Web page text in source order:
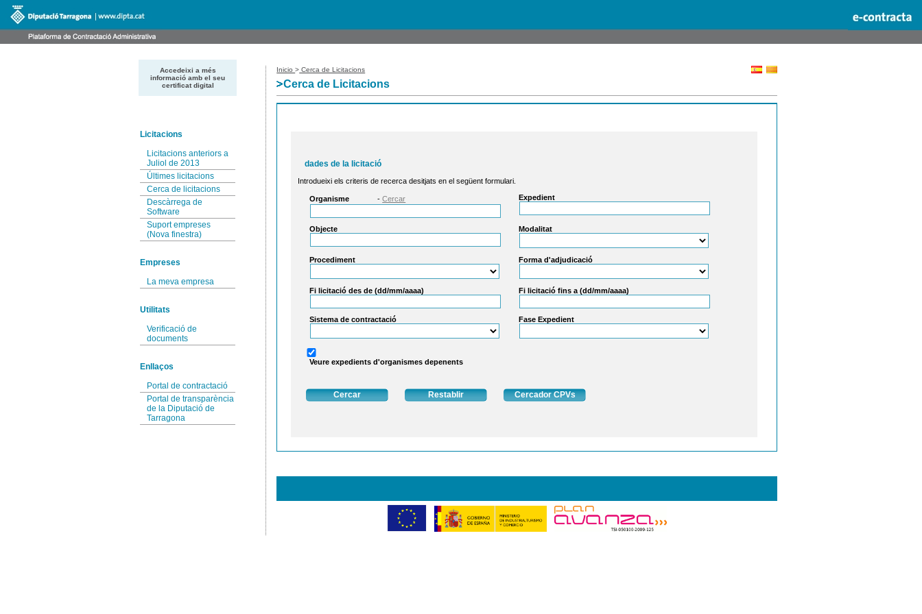
Accedeixi a més
informació amb el seu
certificat digital
Licitacions
Licitacions anteriors a
Juliol de 2013
Últimes licitacions
Cerca de licitacions
Descàrrega de
Software
Suport empreses
(Nova finestra)
Empreses
La meva empresa
Utilitats
Verificació de
documents
Enllaços
Portal de contractació
Portal de transparència
de la Diputació de
Tarragona
Inicio> Cerca de Licitacions
Cerca de Licitacions
Introdueixi els criteris de recerca desitjats en el següent formulari.
dades de la licitació
Organisme -Cercar Expedient
Objecte Modalitat
Procediment Forma d'adjudicació
Fi licitació des de (dd/mm/aaaa) Fi licitació fins a (dd/mm/aaaa)
Sistema de contractació Fase Expedient
Veure expedients d'organismes depenents